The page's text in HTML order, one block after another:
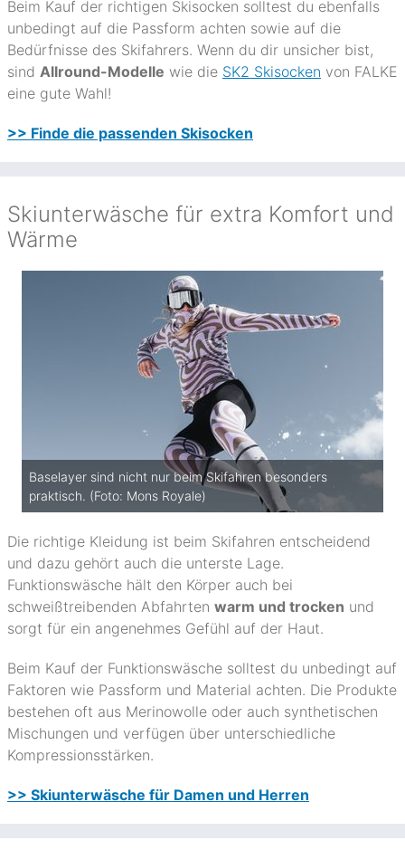
Beim Kauf der richtigen Skisocken solltest du ebenfalls
unbedingt auf die Passform achten sowie auf die
Bedürfnisse des Skifahrers. Wenn du dir unsicher bist,
sind Allround-Modelle wie die SK2 Skisocken von FALKE
eine gute Wahl!
>> Finde die passenden Skisocken
Skiunterwäsche für extra Komfort und
Wärme
Baselayer sind nicht nur beim Skifahren besonders
praktisch. (Foto: Mons Royale)
Die richtige Kleidung ist beim Skifahren entscheidend
und dazu gehört auch die unterste Lage.
Funktionswäsche hält den Körper auch bei
schweißtreibenden Abfahrten warm und trocken und
sorgt für ein angenehmes Gefühl auf der Haut.
Beim Kauf der Funktionswäsche solltest du unbedingt auf
Faktoren wie Passform und Material achten. Die Produkte
bestehen oft aus Merinowolle oder auch synthetischen
Mischungen und verfügen über unterschiedliche
Kompressionsstärken.
>> Skiunterwäsche für Damen und Herren